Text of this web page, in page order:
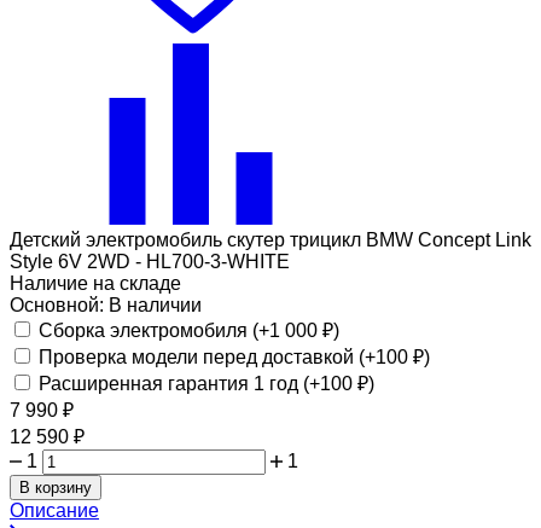
Детский электромобиль скутер трицикл BMW Concept Link
Style 6V 2WD - HL700-3-WHITE
Наличие на складе
Основной: В наличии
Сборка электромобиля (+1 000 ₽)
Проверка модели перед доставкой (+100 ₽)
Расширенная гарантия 1 год (+100 ₽)
7 990 ₽
12 590 ₽
1
1
В корзину
Описание